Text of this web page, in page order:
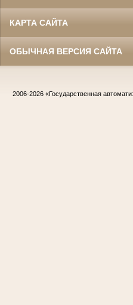
КАРТА САЙТА
ОБЫЧНАЯ ВЕРСИЯ САЙТА
2006-2026 «Государственная